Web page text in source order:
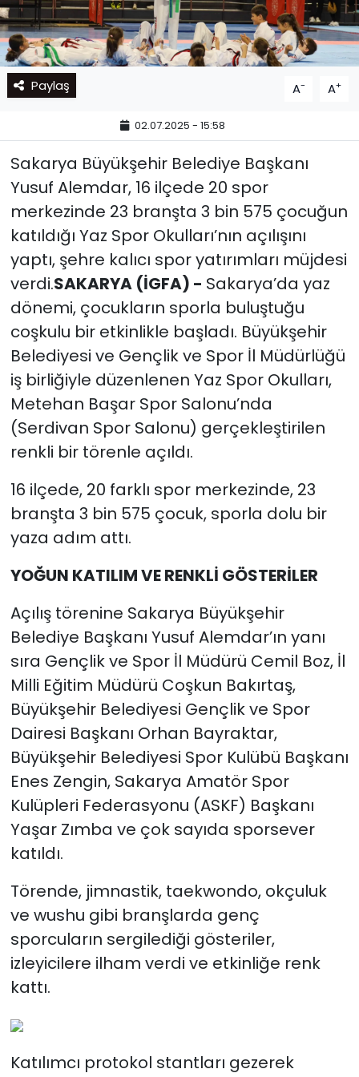
Paylaş A- A+
02.07.2025 - 15:58
Sakarya Büyükşehir Belediye Başkanı
Yusuf Alemdar, 16 ilçede 20 spor
merkezinde 23 branşta 3 bin 575 çocuğun
katıldığı Yaz Spor Okulları’nın açılışını
yaptı, şehre kalıcı spor yatırımları müjdesi
verdi.SAKARYA (İGFA) - Sakarya’da yaz
dönemi, çocukların sporla buluştuğu
coşkulu bir etkinlikle başladı. Büyükşehir
Belediyesi ve Gençlik ve Spor İl Müdürlüğü
iş birliğiyle düzenlenen Yaz Spor Okulları,
Metehan Başar Spor Salonu’nda
(Serdivan Spor Salonu) gerçekleştirilen
renkli bir törenle açıldı.
16 ilçede, 20 farklı spor merkezinde, 23
branşta 3 bin 575 çocuk, sporla dolu bir
yaza adım attı.
YOĞUN KATILIM VE RENKLİ GÖSTERİLER
Açılış törenine Sakarya Büyükşehir
Belediye Başkanı Yusuf Alemdar’ın yanı
sıra Gençlik ve Spor İl Müdürü Cemil Boz, İl
Milli Eğitim Müdürü Coşkun Bakırtaş,
Büyükşehir Belediyesi Gençlik ve Spor
Dairesi Başkanı Orhan Bayraktar,
Büyükşehir Belediyesi Spor Kulübü Başkanı
Enes Zengin, Sakarya Amatör Spor
Kulüpleri Federasyonu (ASKF) Başkanı
Yaşar Zımba ve çok sayıda sporsever
katıldı.
Törende, jimnastik, taekwondo, okçuluk
ve wushu gibi branşlarda genç
sporcuların sergilediği gösteriler,
izleyicilere ilham verdi ve etkinliğe renk
kattı.
Katılımcı protokol stantları gezerek